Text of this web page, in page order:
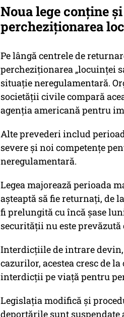
Noua lege conține
percheziționarea
Pe lângă centrele de
percheziționarea „locuinței
situație neregulamentară.
societății civile compară
agenția americană pentru
Alte prevederi includ
severe și noi competențe
neregulamentară.
Legea majorează perioada
așteaptă să fie returnați, de
fi prelungită cu încă șase
securității nu este
Interdicțiile de intrare
cazurilor, acestea cresc de
interdicții pe viață pentru
Legislația modifică și
deportările sunt suspendate